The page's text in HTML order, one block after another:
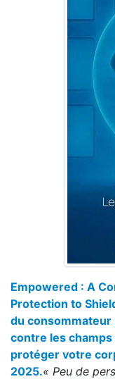
Empowered : A
Protection to
du
contre les
protéger votre
2025.« Peu de